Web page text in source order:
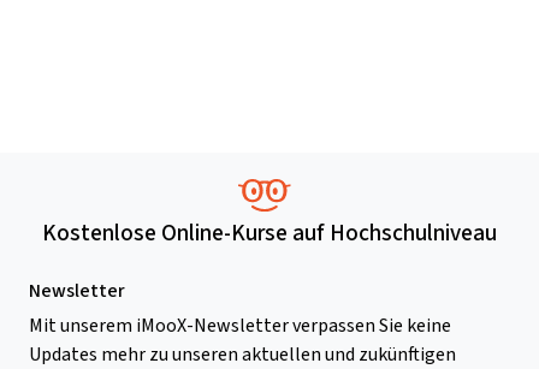
Kostenlose Online-Kurse auf Hochschulniveau
Newsletter
Mit unserem iMooX-Newsletter verpassen Sie keine
Updates mehr zu unseren aktuellen und zukünftigen